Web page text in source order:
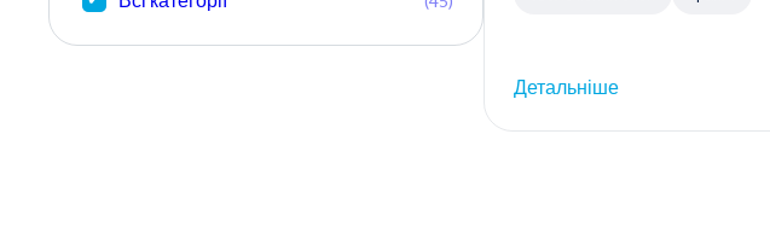
Детальніше